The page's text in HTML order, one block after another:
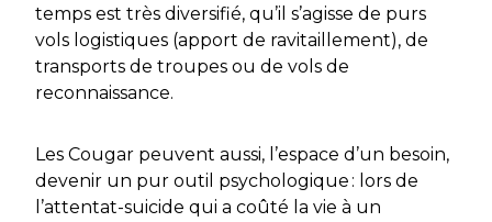
temps est très diversifié, qu’il s’agisse de purs
vols logistiques (apport de ravitaillement), de
transports de troupes ou de vols de
reconnaissance.
Les Cougar peuvent aussi, l’espace d’un besoin,
devenir un pur outil psychologique : lors de
l’attentat-suicide qui a coûté la vie à un